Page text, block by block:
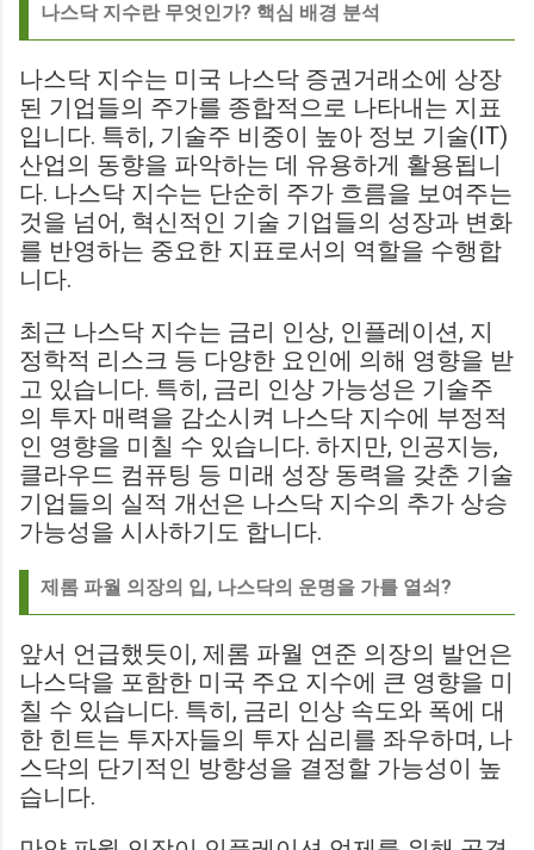
나스닥 지수란 무엇인가? 핵심 배경 분석
나스닥 지수는 미국 나스닥 증권거래소에 상장
된 기업들의 주가를 종합적으로 나타내는 지표
입니다. 특히, 기술주 비중이 높아 정보 기술(IT)
산업의 동향을 파악하는 데 유용하게 활용됩니
다. 나스닥 지수는 단순히 주가 흐름을 보여주는
것을 넘어, 혁신적인 기술 기업들의 성장과 변화
를 반영하는 중요한 지표로서의 역할을 수행합
니다.
최근 나스닥 지수는 금리 인상, 인플레이션, 지
정학적 리스크 등 다양한 요인에 의해 영향을 받
고 있습니다. 특히, 금리 인상 가능성은 기술주
의 투자 매력을 감소시켜 나스닥 지수에 부정적
인 영향을 미칠 수 있습니다. 하지만, 인공지능,
클라우드 컴퓨팅 등 미래 성장 동력을 갖춘 기술
기업들의 실적 개선은 나스닥 지수의 추가 상승
가능성을 시사하기도 합니다.
제롬 파월 의장의 입, 나스닥의 운명을 가를 열쇠?
앞서 언급했듯이, 제롬 파월 연준 의장의 발언은
나스닥을 포함한 미국 주요 지수에 큰 영향을 미
칠 수 있습니다. 특히, 금리 인상 속도와 폭에 대
한 힌트는 투자자들의 투자 심리를 좌우하며, 나
스닥의 단기적인 방향성을 결정할 가능성이 높
습니다.